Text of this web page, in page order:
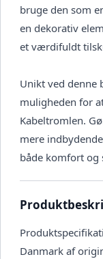
bruge den som
en dekorativ
et værdifuldt
Unikt ved denne
muligheden for
Kabeltromlen.
mere
både komfort og
Danmark af